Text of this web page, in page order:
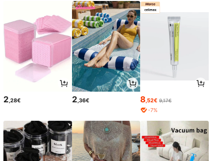
2,28€ 2,36€ 8,52€ 9,17€
-7%